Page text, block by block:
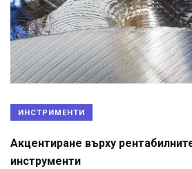
ИНСТРИМЕНТИ
Акцентиране върху
инструменти